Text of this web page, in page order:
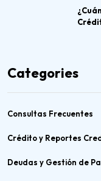
Categories
Consultas Frecuentes
Crédito y Reportes
Deudas y Gestión de